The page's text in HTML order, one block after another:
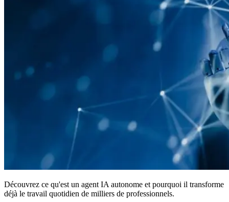
Découvrez ce qu'est un agent IA autonome et pourquoi il transforme
déjà le travail quotidien de milliers de professionnels.